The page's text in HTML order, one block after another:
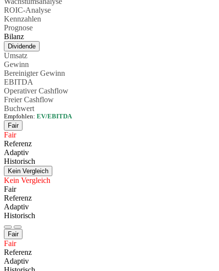
ROIC-Analyse
Kennzahlen
Prognose
Bilanz
Dividende
Umsatz
Gewinn
Bereinigter Gewinn
EBITDA
Operativer Cashflow
Freier Cashflow
Buchwert
Empfohlen: EV/EBITDA
Fair
Fair
Referenz
Adaptiv
Historisch
Kein Vergleich
Kein Vergleich
Fair
Referenz
Adaptiv
Historisch
Fair
Fair
Referenz
Adaptiv